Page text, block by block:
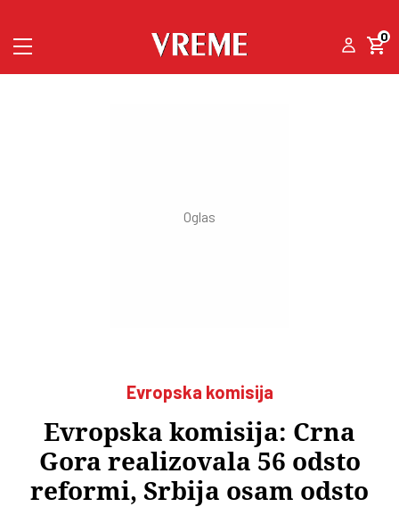
0
Evropska komisija
Evropska komisija: Crna
Gora realizovala 56 odsto
reformi, Srbija osam odsto